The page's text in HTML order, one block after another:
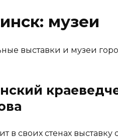
музеи
выставки и музеи
в своих стенах